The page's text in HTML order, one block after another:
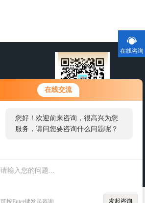
在线交流
您好！欢迎前来咨询，很高兴为您
服务，请问您要咨询什么问题呢？
是否找到了需求产品，您
可以直接在线与我联系！
可按Enter键发起咨询 发起咨询
扫一扫，关注我们
在线咨询